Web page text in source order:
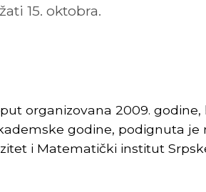
15. oktobra.
organizovana 2009. godine,
godine, podignuta je
i Matematički institut